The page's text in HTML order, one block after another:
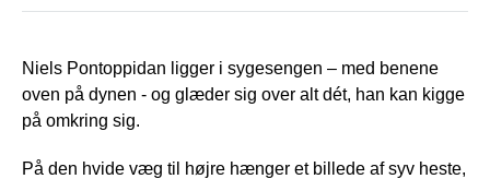
Niels Pontoppidan ligger i sygesengen – med benene
oven på dynen - og glæder sig over alt dét, han kan kigge
på omkring sig.
På den hvide væg til højre hænger et billede af syv heste,